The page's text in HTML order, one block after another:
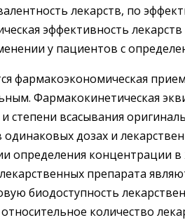
лекарств, по
эффективность
у пациентов с
фармакоэкономическая
Фармакокинетическая
степени всасывания
дозах и
определения концентрации в
препарата
биодоступность
количество